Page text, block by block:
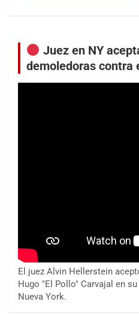
Juez en NY
demoledoras contra
El juez Alvin Hellerstein
Hugo "El Pollo" Carvajal en
Nueva York.